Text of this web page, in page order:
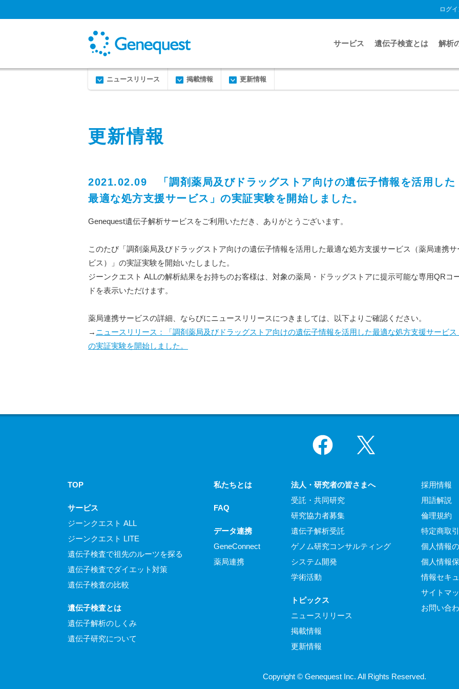
ログイ
サービス 遺伝子検査とは 解析
ニュースリリース 掲載情報 更新情報
更新情報
2021.02.09 「調剤薬局及びドラッグストア向けの遺伝子情報を活用した
最適な処方支援サービス」の実証実験を開始しました。
Genequest遺伝子解析サービスをご利用いただき、ありがとうございます。
このたび「調剤薬局及びドラッグストア向けの遺伝子情報を活用した最適な処方支援サービス（薬局連携サ
ビス）」の実証実験を開始いたしました。
ジーンクエスト ALLの解析結果をお持ちのお客様は、対象の薬局・ドラッグストアに提示可能な専用QRコ
ドを表示いただけます。
薬局連携サービスの詳細、ならびにニュースリリースにつきましては、以下よりご確認ください。
→ ニュースリリース：「調剤薬局及びドラッグストア向けの遺伝子情報を活用した最適な処方支援サービス
の実証実験を開始しました。
Facebook
TOP
サービス
ジーンクエスト ALL
ジーンクエスト LITE
遺伝子検査で祖先のルーツを探る
遺伝子検査でダイエット対策
遺伝子検査の比較
遺伝子検査とは
遺伝子解析のしくみ
遺伝子研究について
私たちとは
FAQ
データ連携
GeneConnect
薬局連携
法人・研究者の皆さまへ
受託・共同研究
研究協力者募集
遺伝子解析受託
ゲノム研究コンサルティング
システム開発
学術活動
トピックス
ニュースリリース
掲載情報
更新情報
採用情報
用語解説
倫理規約
特定商取
個人情報
個人情報
情報セキ
サイトマ
お問い合
Copyright © Genequest Inc. All Rights Reserved.